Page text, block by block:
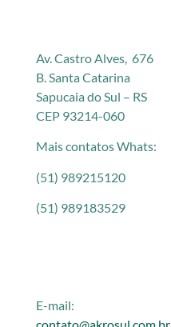
Av. Castro Alves, 676
B. Santa Catarina
Sapucaia do Sul – RS
CEP 93214-060
Mais contatos Whats:
(51) 989215120
(51) 989183529
E-mail: